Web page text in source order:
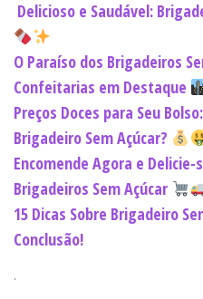
Delicioso e Saudável:
O Paraíso dos Brigadeiros
Confeitarias em Destaque
Preços Doces para Seu
Brigadeiro Sem Açúcar?
Encomende Agora e
Brigadeiros Sem Açúcar
15 Dicas Sobre Brigadeiro
Conclusão!
.